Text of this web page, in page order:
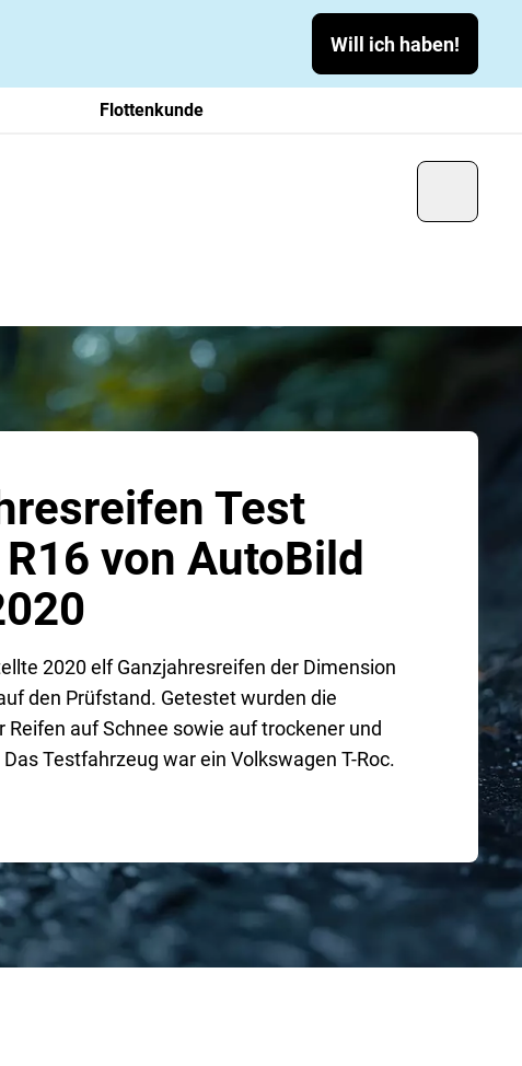
Will ich haben!
Flottenkunde
Test
von AutoBild
2020 elf Ganzjahresreifen der Dimension
den Prüfstand. Getestet wurden die
Reifen auf Schnee sowie auf trockener und
Testfahrzeug war ein Volkswagen T-Roc.